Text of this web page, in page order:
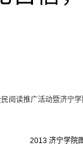
阅读推广活动暨济宁学
2013 济宁学院